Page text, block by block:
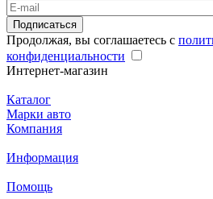
Подписаться
Продолжая, вы соглашаетесь с
конфиденциальности
Интернет-магазин
Каталог
Марки авто
Компания
Информация
Помощь